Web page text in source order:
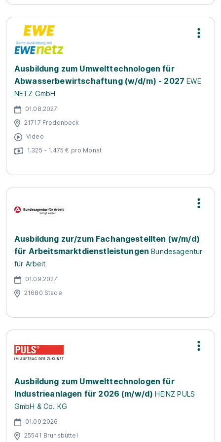
Ausbildung zum Umwelttechnologen für
Abwasserbewirtschaftung (w/d/m) - 2027 EWE
NETZ GmbH
01.08.2027
21717 Fredenbeck
Video
1.325 - 1.475 € pro Monat
Ausbildung zur/zum Fachangestellten (w/m/d)
für Arbeitsmarktdienstleistungen Bundesagentur
für Arbeit
01.09.2027
21680 Stade
Ausbildung zum Umwelttechnologen für
Industrieanlagen für 2026 (m/w/d) HEINZ PULS
GmbH & Co. KG
01.09.2026
25541 Brunsbüttel